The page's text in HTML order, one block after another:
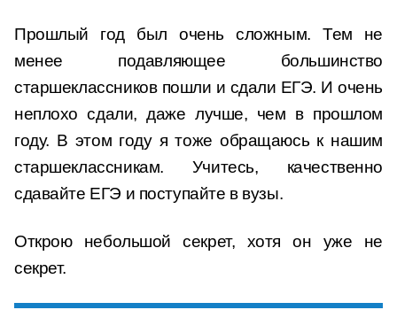
Прошлый год был очень сложным. Тем не
менее подавляющее большинство
старшеклассников пошли и сдали ЕГЭ. И очень
неплохо сдали, даже лучше, чем в прошлом
году. В этом году я тоже обращаюсь к нашим
старшеклассникам. Учитесь, качественно
сдавайте ЕГЭ и поступайте в вузы.
Открою небольшой секрет, хотя он уже не
секрет.